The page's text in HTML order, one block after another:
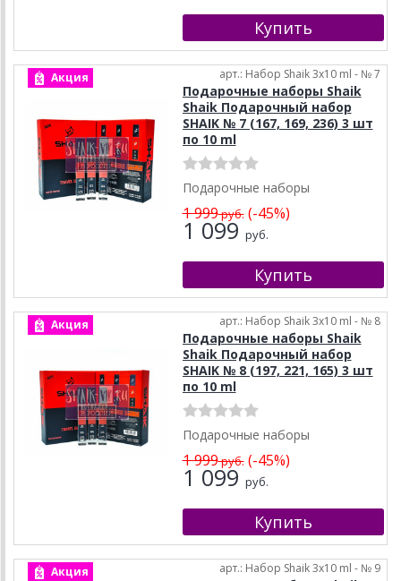
Акция арт.: Набор Shaik 3х10 ml - № 7
Подарочные наборы Shaik
Shaik Подарочный набор
SHAIK № 7 (167, 169, 236) 3 шт
по 10 ml
Подарочные наборы
1 999руб.(-45%)
1 099 руб.
Акция арт.: Набор Shaik 3х10 ml - № 8
Подарочные наборы Shaik
Shaik Подарочный набор
SHAIK № 8 (197, 221, 165) 3 шт
по 10 ml
Подарочные наборы
1 999руб.(-45%)
1 099 руб.
Акция арт.: Набор Shaik 3х10 ml - № 9